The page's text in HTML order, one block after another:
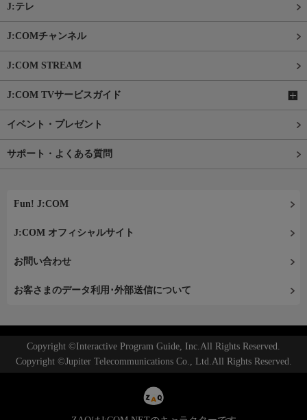
J:テレ
J:COMチャンネル
J:COM STREAM
J:COM TVサービスガイド
イベント・プレゼント
サポート・よくある質問
Fun! J:COM
J:COM オフィシャルサイト
お問い合わせ
お客さまのデータ利用･外部送信について
Copyright ©Interactive Program Guide, Inc.All Rights Reserved.
Copyright ©Jupiter Telecommunications Co., Ltd.All Rights Reserved.